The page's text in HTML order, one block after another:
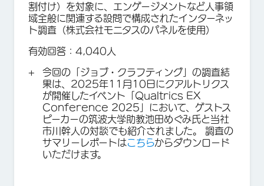
割付け）を対象に、エンゲージメントなど人事領
域全般に関連する設問で構成されたインターネッ
ト調査（株式会社モニタスのパネルを使用）
有効回答：4,040人
今回の「ジョブ・クラフティング」の調査結
果は、2025年11月10日にクアルトリクス
が開催したイベント「Qualtrics EX
Conference 2025」において、ゲストス
ピーカーの筑波大学助教池田めぐみ氏と当社
市川幹人の対談でも紹介されました。 調査の
サマリーレポートはこちらからダウンロード
いただけます。